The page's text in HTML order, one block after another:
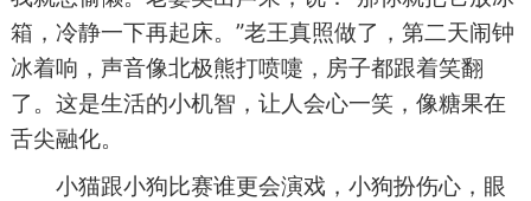
箱，冷静一下再起床。”老王真照做了，第二天闹钟
冰着响，声音像北极熊打喷嚏，房子都跟着笑翻
了。这是生活的小机智，让人会心一笑，像糖果在
舌尖融化。
小猫跟小狗比赛谁更会演戏，小狗扮伤心，眼